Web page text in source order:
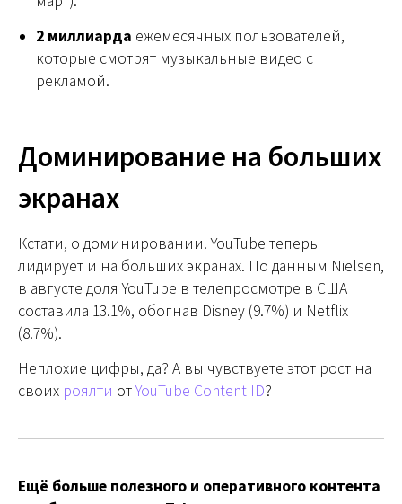
2 миллиарда ежемесячных пользователей,
которые смотрят музыкальные видео с
рекламой.
Доминирование на больших
экранах
Кстати, о доминировании. YouTube теперь
лидирует и на больших экранах. По данным Nielsen,
в августе доля YouTube в телепросмотре в США
составила 13.1%, обогнав Disney (9.7%) и Netflix
(8.7%).
Неплохие цифры, да? А вы чувствуете этот рост на
своих роялти отYouTube Content ID?
Ещё больше полезного и оперативного контента